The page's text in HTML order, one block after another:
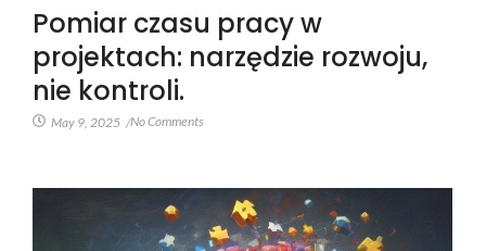
Pomiar czasu pracy w
projektach: narzędzie rozwoju,
nie kontroli.
May 9, 2025 /No Comments